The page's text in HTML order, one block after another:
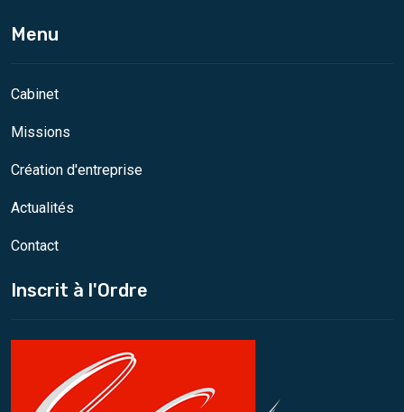
Menu
Cabinet
Missions
Création d'entreprise
Actualités
Contact
Inscrit à l'Ordre